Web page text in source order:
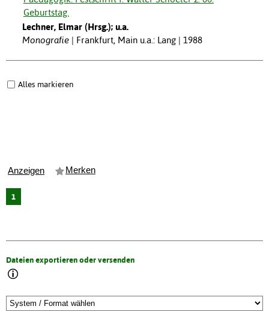
Geburtstag.
Lechner, Elmar (Hrsg.); u.a.
Monografie
Frankfurt, Main u.a.: Lang | 1988
Alles markieren
Anzeigen Merken
1
Dateien exportieren oder versenden